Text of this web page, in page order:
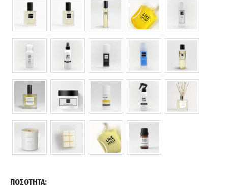
ΠΟΣΌΤΗΤΑ